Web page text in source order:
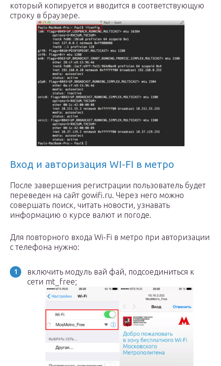
который копируется и вводится в соответствующую
строку в браузере.
Вход и авторизация WI-FI в метро
После завершения регистрации пользователь будет
переведен на сайт gowifi.ru. Через него можно
совершать поиск, читать новости, узнавать
информацию о курсе валют и погоде.
Для повторного входа Wi-Fi в метро при авторизации
с телефона нужно:
включить модуль вай фай, подсоединиться к
сети mt_free;